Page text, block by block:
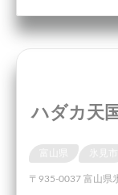
ハダカ天
〒935-0037 富山県